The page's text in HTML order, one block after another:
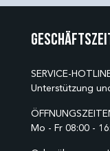
SERVICE-
Unterstützung
Mo - Fr 08:00 -